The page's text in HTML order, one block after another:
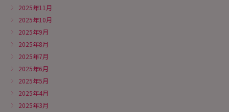
2025年11月
2025年10月
2025年9月
2025年8月
2025年7月
2025年6月
2025年5月
2025年4月
2025年3月